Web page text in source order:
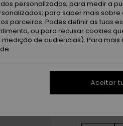
OFERTAS
DUPLA
personalizados; para medir a
para saber mais sobre
parceiros. Podes definir as tuas
ou para recusar cookies
de audiências). Para mais
Aceitar